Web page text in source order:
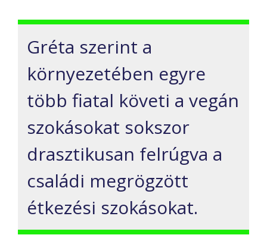
Gréta szerint a
környezetében egyre
több fiatal követi a vegán
szokásokat sokszor
drasztikusan felrúgva a
családi megrögzött
étkezési szokásokat.